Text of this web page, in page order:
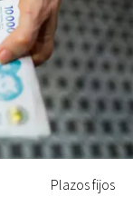
Plazos fijos